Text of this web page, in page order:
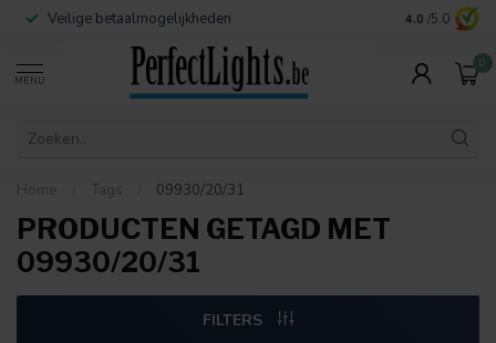
Veilige betaalmogelijkheden Contact:
4.0 /5.0
MENU
0
Home Tags 09930/20/31
PRODUCTEN GETAGD MET
09930/20/31
FILTERS